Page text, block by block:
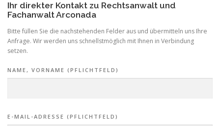
Ihr direkter Kontakt zu Rechtsanwalt und
Fachanwalt Arconada
Bitte füllen Sie die nachstehenden Felder aus und übermitteln uns Ihre
Anfrage. Wir werden uns schnellstmöglich mit Ihnen in Verbindung
setzen.
NAME, VORNAME (PFLICHTFELD)
E-MAIL-ADRESSE (PFLICHTFELD)